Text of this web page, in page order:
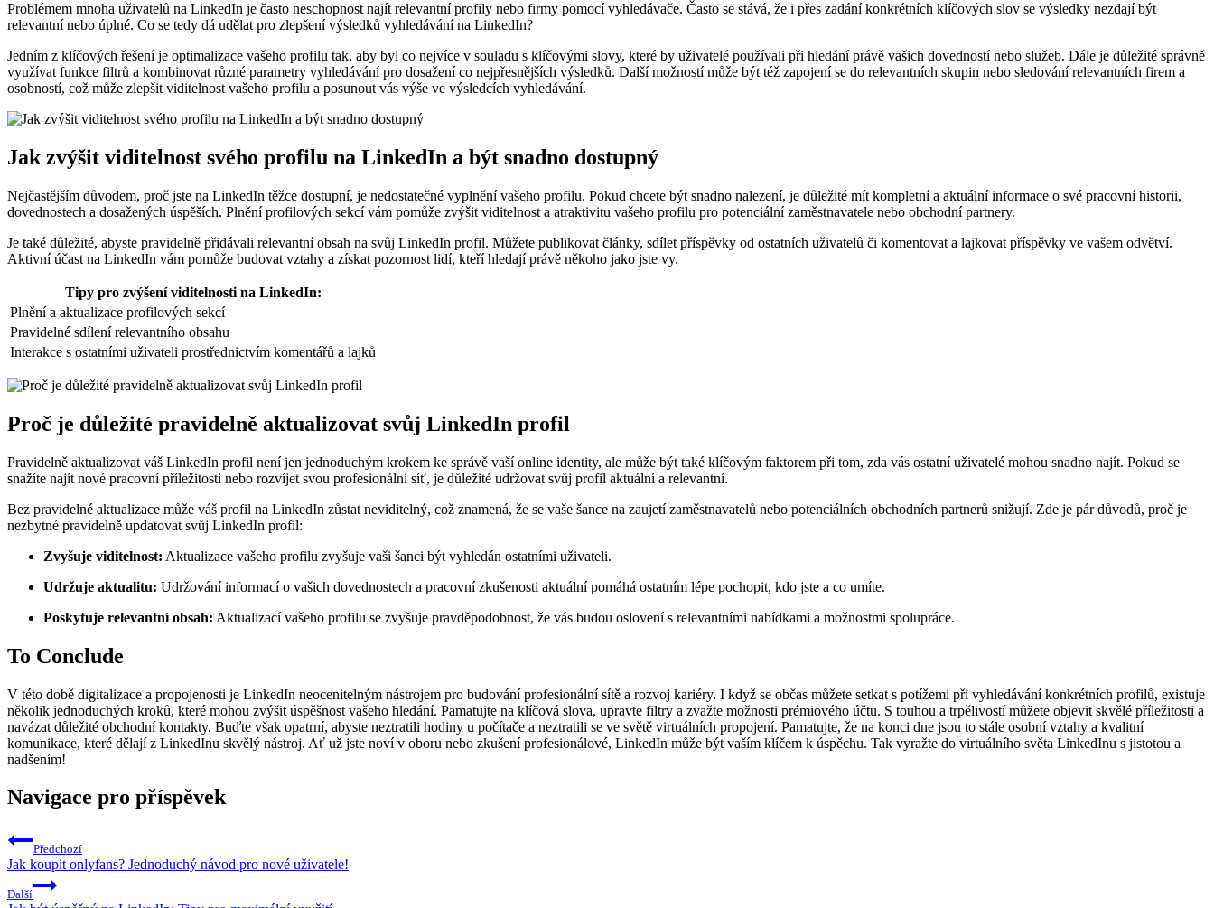
Problémem mnoha uživatelů na LinkedIn je často neschopnost najít relevantní profily nebo firmy pomocí vyhledávače. Často se stává, že i přes zadání konkrétních klíčových slov se výsledky nezdají být
relevantní nebo úplné. Co se tedy dá udělat pro zlepšení výsledků vyhledávání na LinkedIn?
Jedním z klíčových řešení je optimalizace vašeho profilu tak, aby byl co nejvíce v souladu s klíčovými slovy, které by uživatelé používali při hledání právě vašich dovedností nebo služeb. Dále je důležité správně
využívat funkce filtrů a kombinovat různé parametry vyhledávání pro dosažení co nejpřesnějších výsledků. Další možností může být též zapojení se do relevantních skupin nebo sledování relevantních firem a
osobností, což může zlepšit viditelnost vašeho profilu a posunout vás výše ve výsledcích vyhledávání.
Jak zvýšit viditelnost svého profilu na LinkedIn a být snadno dostupný
Nejčastějším důvodem, proč jste na LinkedIn těžce dostupní, je nedostatečné vyplnění vašeho profilu. Pokud chcete být snadno nalezení, je důležité mít kompletní a aktuální informace o své pracovní historii,
dovednostech a dosažených úspěších. Plnění profilových sekcí vám pomůže zvýšit viditelnost a atraktivitu vašeho profilu pro potenciální zaměstnavatele nebo obchodní partnery.
Je také důležité, abyste pravidelně přidávali relevantní obsah na svůj LinkedIn profil. Můžete publikovat články, sdílet příspěvky od ostatních uživatelů či komentovat a lajkovat příspěvky ve vašem odvětví.
Aktivní účast na LinkedIn vám pomůže budovat vztahy a získat pozornost lidí, kteří hledají právě někoho jako jste vy.
Tipy pro zvýšení viditelnosti na LinkedIn:
Plnění a aktualizace profilových sekcí
Pravidelné sdílení relevantního obsahu
Interakce s ostatními uživateli prostřednictvím komentářů a lajků
Proč je důležité pravidelně aktualizovat svůj LinkedIn profil
Pravidelně aktualizovat váš LinkedIn profil není jen jednoduchým krokem ke správě vaší online identity, ale může být také klíčovým faktorem při tom, zda vás ostatní uživatelé mohou snadno najít. Pokud se
snažíte najít nové pracovní příležitosti nebo rozvíjet svou profesionální síť, je důležité udržovat svůj profil aktuální a relevantní.
Bez pravidelné aktualizace může váš profil na LinkedIn zůstat neviditelný, což znamená, že se vaše šance na zaujetí zaměstnavatelů nebo potenciálních obchodních partnerů snižují. Zde je pár důvodů, proč je
nezbytné pravidelně updatovat svůj LinkedIn profil:
Zvyšuje viditelnost: Aktualizace vašeho profilu zvyšuje vaši šanci být vyhledán ostatními uživateli.
Udržuje aktualitu: Udržování informací o vašich dovednostech a pracovní zkušenosti aktuální pomáhá ostatním lépe pochopit, kdo jste a co umíte.
Poskytuje relevantní obsah: Aktualizací vašeho profilu se zvyšuje pravděpodobnost, že vás budou oslovení s relevantními nabídkami a možnostmi spolupráce.
To Conclude
V této době digitalizace a propojenosti je LinkedIn neocenitelným nástrojem pro budování profesionální sítě a rozvoj kariéry. I když se občas můžete setkat s potížemi při vyhledávání konkrétních profilů, existuje
několik jednoduchých kroků, které mohou zvýšit úspěšnost vašeho hledání. Pamatujte na klíčová slova, upravte filtry a zvažte možnosti prémiového účtu. S touhou a trpělivostí můžete objevit skvělé příležitosti a
navázat důležité obchodní kontakty. Buďte však opatrní, abyste neztratili hodiny u počítače a neztratili se ve světě virtuálních propojení. Pamatujte, že na konci dne jsou to stále osobní vztahy a kvalitní
komunikace, které dělají z LinkedInu skvělý nástroj. Ať už jste noví v oboru nebo zkušení profesionálové, LinkedIn může být vaším klíčem k úspěchu. Tak vyražte do virtuálního světa LinkedInu s jistotou a
nadšením!
Navigace pro příspěvek
Předchozí
Jak koupit onlyfans? Jednoduchý návod pro nové uživatele!
Další